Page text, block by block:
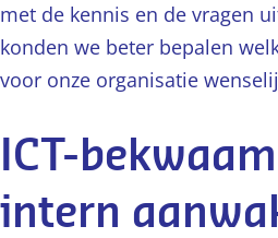
met de kennis en de vragen
konden we beter bepalen
voor onze organisatie
ICT-
intern